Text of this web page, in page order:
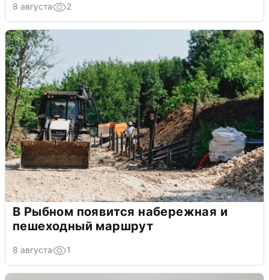
8 августа 2
В Рыбном появится набережная и
пешеходный маршрут
8 августа 1